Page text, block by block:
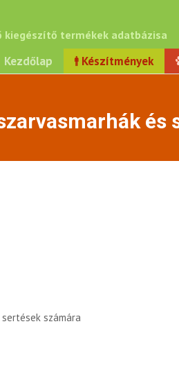
kiegészítő termékek adatbázisa
Kezdőlap Készítmények
és
számára